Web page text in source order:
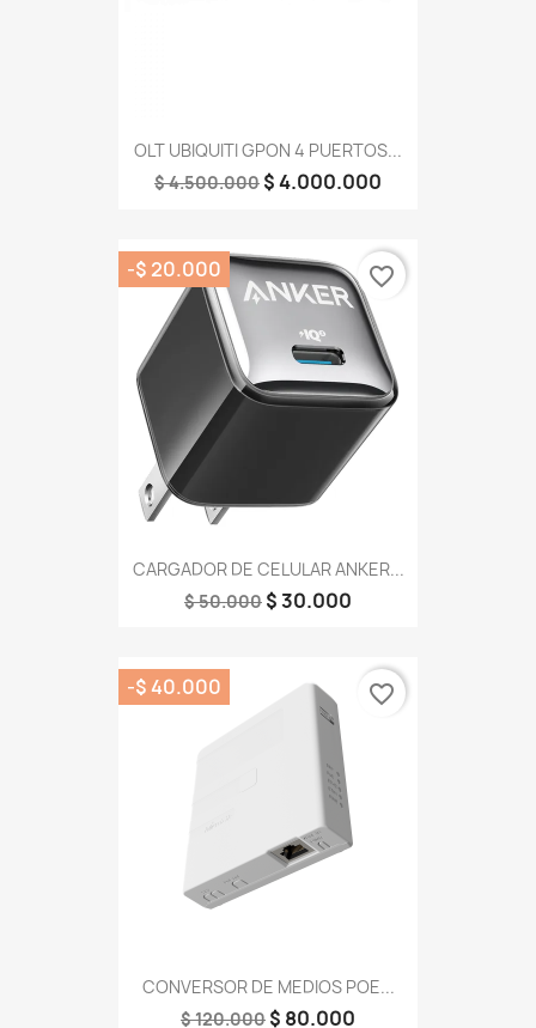
OLT UBIQUITI GPON 4 PUERTOS...
$ 4.500.000 $ 4.000.000
CARGADOR DE CELULAR ANKER...
$ 50.000 $ 30.000
-$ 20.000 favorite_border
CONVERSOR DE MEDIOS POE...
$ 120.000 $ 80.000
-$ 40.000 favorite_border